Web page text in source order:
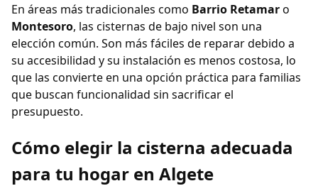
En áreas más tradicionales como Barrio Retamaro
Montesoro, las cisternas de bajo nivel son una
elección común. Son más fáciles de reparar debido a
su accesibilidad y su instalación es menos costosa, lo
que las convierte en una opción práctica para familias
que buscan funcionalidad sin sacrificar el
presupuesto.
Cómo elegir la cisterna adecuada
para tu hogar en Algete